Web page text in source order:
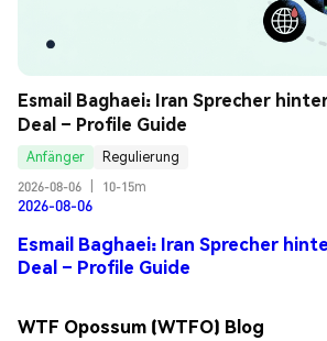
Esmail Baghaei: Iran Sprecher
Deal – Profile Guide
Anfänger
Regulierung
2026-08-06
10-15m
2026-08-06
Esmail Baghaei: Iran Sprecher
Deal – Profile Guide
WTF Opossum (WTFO) Blog